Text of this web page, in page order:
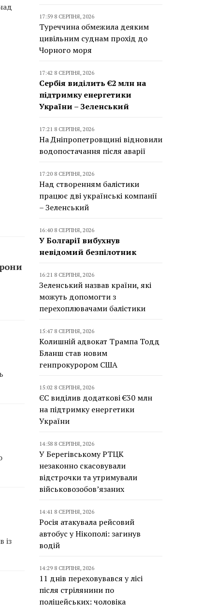
із
17:59 8 СЕРПНЯ, 2026
Туреччина обмежила деяким
цивільним суднам прохід до
Чорного моря
17:42 8 СЕРПНЯ, 2026
Сербія виділить €2 млн на
підтримку енергетики
України – Зеленський
17:21 8 СЕРПНЯ, 2026
На Дніпропетровщині відновили
водопостачання після аварії
17:20 8 СЕРПНЯ, 2026
Над створенням балістики
працює дві українські компанії
– Зеленський
16:40 8 СЕРПНЯ, 2026
У Болгарії вибухнув
невідомий безпілотник
16:21 8 СЕРПНЯ, 2026
Зеленський назвав країни, які
можуть допомогти з
перехоплювачами балістики
15:47 8 СЕРПНЯ, 2026
Колишній адвокат Трампа Тодд
Бланш став новим
генпрокурором США
15:02 8 СЕРПНЯ, 2026
ЄС виділив додаткові €30 млн
на підтримку енергетики
України
14:58 8 СЕРПНЯ, 2026
У Берегівському РТЦК
незаконно скасовували
відстрочки та утримували
військовозобов’язаних
14:41 8 СЕРПНЯ, 2026
Росія атакувала рейсовий
автобус у Нікополі: загинув
водій
14:29 8 СЕРПНЯ, 2026
11 днів переховувався у лісі
після стрілянини по
поліцейських: чоловіка